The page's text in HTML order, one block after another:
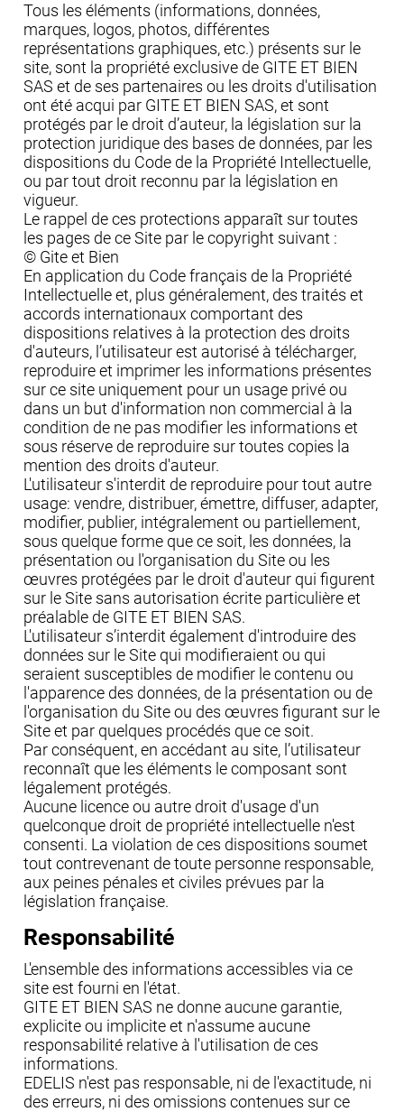
Tous les éléments (informations, données,
marques, logos, photos, différentes
représentations graphiques, etc.) présents sur le
site, sont la propriété exclusive de GITE ET BIEN
SAS et de ses partenaires ou les droits d'utilisation
ont été acqui par GITE ET BIEN SAS, et sont
protégés par le droit d’auteur, la législation sur la
protection juridique des bases de données, par les
dispositions du Code de la Propriété Intellectuelle,
ou par tout droit reconnu par la législation en
vigueur.
Le rappel de ces protections apparaît sur toutes
les pages de ce Site par le copyright suivant :
© Gite et Bien
En application du Code français de la Propriété
Intellectuelle et, plus généralement, des traités et
accords internationaux comportant des
dispositions relatives à la protection des droits
d'auteurs, l’utilisateur est autorisé à télécharger,
reproduire et imprimer les informations présentes
sur ce site uniquement pour un usage privé ou
dans un but d'information non commercial à la
condition de ne pas modifier les informations et
sous réserve de reproduire sur toutes copies la
mention des droits d'auteur.
L'utilisateur s'interdit de reproduire pour tout autre
usage: vendre, distribuer, émettre, diffuser, adapter,
modifier, publier, intégralement ou partiellement,
sous quelque forme que ce soit, les données, la
présentation ou l'organisation du Site ou les
œuvres protégées par le droit d'auteur qui figurent
sur le Site sans autorisation écrite particulière et
préalable de GITE ET BIEN SAS.
L'utilisateur s’interdit également d'introduire des
données sur le Site qui modifieraient ou qui
seraient susceptibles de modifier le contenu ou
l'apparence des données, de la présentation ou de
l'organisation du Site ou des œuvres figurant sur le
Site et par quelques procédés que ce soit.
Par conséquent, en accédant au site, l’utilisateur
reconnaît que les éléments le composant sont
légalement protégés.
Aucune licence ou autre droit d'usage d'un
quelconque droit de propriété intellectuelle n'est
consenti. La violation de ces dispositions soumet
tout contrevenant de toute personne responsable,
aux peines pénales et civiles prévues par la
législation française.
Responsabilité
L'ensemble des informations accessibles via ce
site est fourni en l'état.
GITE ET BIEN SAS ne donne aucune garantie,
explicite ou implicite et n'assume aucune
responsabilité relative à l'utilisation de ces
informations.
EDELIS n'est pas responsable, ni de l'exactitude, ni
des erreurs, ni des omissions contenues sur ce